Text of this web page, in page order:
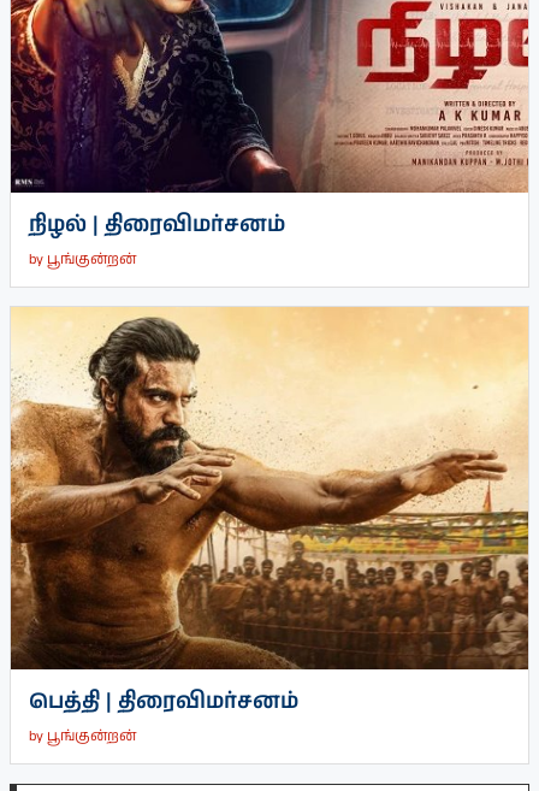
நிழல் | திரைவிமர்சனம்
by பூங்குன்றன்
பெத்தி | திரைவிமர்சனம்
by பூங்குன்றன்